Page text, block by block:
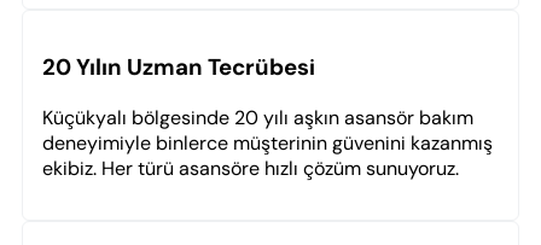
20 Yılın Uzman Tecrübesi
Küçükyalı bölgesinde 20 yılı aşkın asansör bakım
deneyimiyle binlerce müşterinin güvenini kazanmış
ekibiz. Her türü asansöre hızlı çözüm sunuyoruz.